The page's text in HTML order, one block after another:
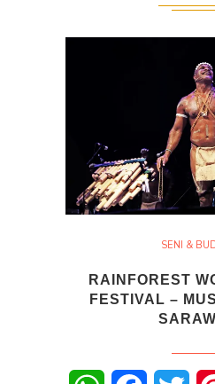
SENI &
RAINFOREST
FESTIVAL –